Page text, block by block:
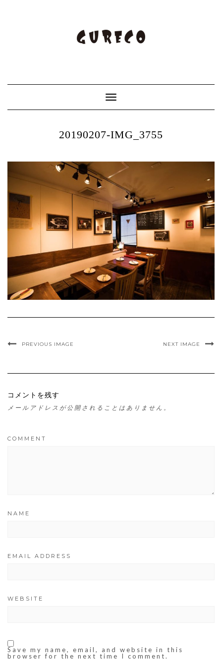
Toggle
Navigation
20190207-IMG_3755
PREVIOUS IMAGE NEXT IMAGE
コメントを残す
メールアドレスが公開されることはありません。
COMMENT
NAME
EMAIL ADDRESS
WEBSITE
Save my name, email, and website in this
browser for the next time I comment.